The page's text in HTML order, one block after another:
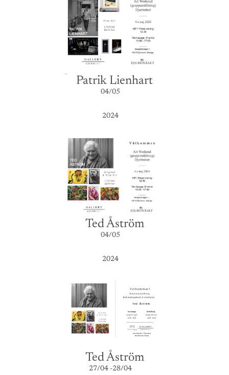
Patrik Lienhart
04/05
2024
Ted Åström
04/05
2024
Ted Åström
27/04 -28/04